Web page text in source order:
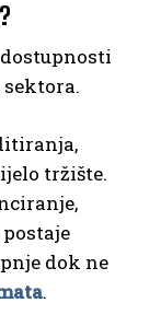
tržište.
dok ne
.